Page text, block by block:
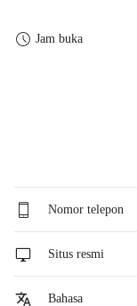
Jam buka
Nomor telepon
Situs resmi
Bahasa